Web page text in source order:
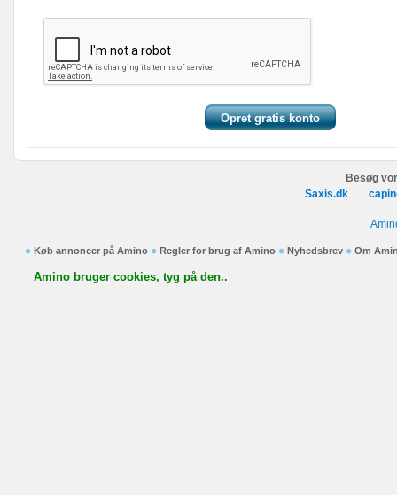
Besøg
Saxis.dk
Køb annoncer på Amino Regler for brug af Amino Nyhedsbrev Om
Amino bruger cookies, tyg på den..